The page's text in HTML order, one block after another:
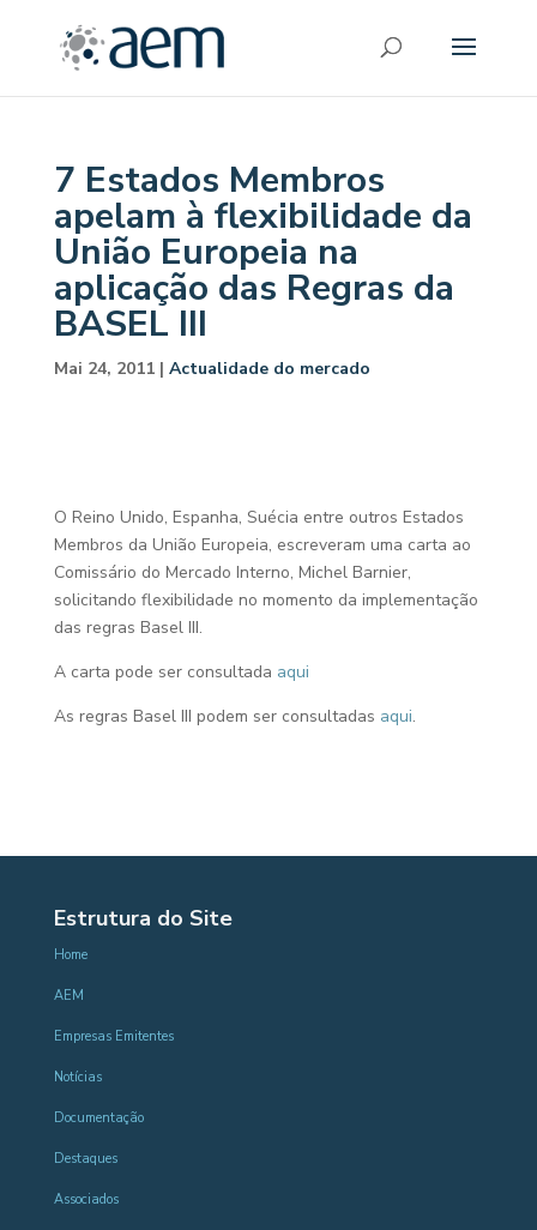
7 Estados Membros
apelam à flexibilidade da
União Europeia na
aplicação das Regras da
BASEL III
Mai 24, 2011| Actualidade do mercado
O Reino Unido, Espanha, Suécia entre outros Estados
Membros da União Europeia, escreveram uma carta ao
Comissário do Mercado Interno, Michel Barnier,
solicitando flexibilidade no momento da implementação
das regras Basel III.
A carta pode ser consultada aqui
As regras Basel III podem ser consultadas aqui.
Estrutura do Site
Home
AEM
Empresas Emitentes
Notícias
Documentação
Destaques
Associados